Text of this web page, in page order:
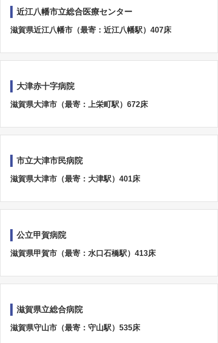
近江八幡市立総合医療センター
滋賀県近江八幡市（最寄：近江八幡駅）407床
大津赤十字病院
滋賀県大津市（最寄：上栄町駅）672床
市立大津市民病院
滋賀県大津市（最寄：大津駅）401床
公立甲賀病院
滋賀県甲賀市（最寄：水口石橋駅）413床
滋賀県立総合病院
滋賀県守山市（最寄：守山駅）535床